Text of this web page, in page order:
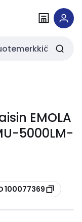
EMOLA
5000LM-
100077369